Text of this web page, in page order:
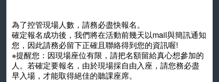
為了控管現場人數，請務必盡快報名。
確定報名成功後，我們將在活動前幾天以mail與簡訊通知
您，因此請務必留下正確且聯絡得到您的資訊喔!
※提醒您：因現場座位有限，請把名額留給真心想參加的
人。若確定要報名，由於現場採自由入座，請您務必盡
早入場，才能取得絕佳的聽課座席。